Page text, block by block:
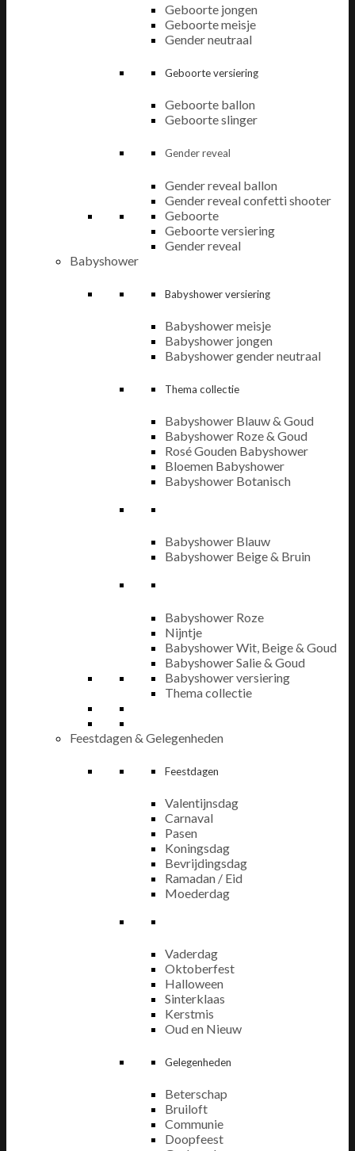
Geboorte jongen
Geboorte meisje
Gender neutraal
Geboorte versiering
Geboorte ballon
Geboorte slinger
Gender reveal
Gender reveal ballon
Gender reveal confetti shooter
Geboorte
Geboorte versiering
Gender reveal
Babyshower
Babyshower versiering
Babyshower meisje
Babyshower jongen
Babyshower gender neutraal
Thema collectie
Babyshower Blauw & Goud
Babyshower Roze & Goud
Rosé Gouden Babyshower
Bloemen Babyshower
Babyshower Botanisch
Babyshower Blauw
Babyshower Beige & Bruin
Babyshower Roze
Nijntje
Babyshower Wit, Beige & Goud
Babyshower Salie & Goud
Babyshower versiering
Thema collectie
Feestdagen & Gelegenheden
Feestdagen
Valentijnsdag
Carnaval
Pasen
Koningsdag
Bevrijdingsdag
Ramadan / Eid
Moederdag
Vaderdag
Oktoberfest
Halloween
Sinterklaas
Kerstmis
Oud en Nieuw
Gelegenheden
Beterschap
Bruiloft
Communie
Doopfeest